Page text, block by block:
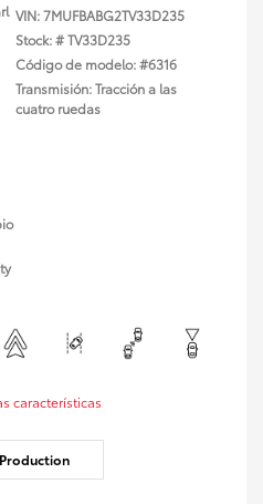
VIN:7MUFBABG2TV33D235
Stock: #TV33D235
Código de modelo: #6316
Transmisión: Tracción a las
cuatro ruedas
características